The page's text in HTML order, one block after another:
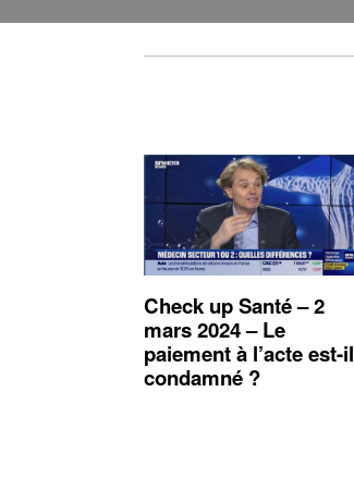
Check up Santé – 2
mars 2024 – Le
paiement à l’acte est-il
condamné ?